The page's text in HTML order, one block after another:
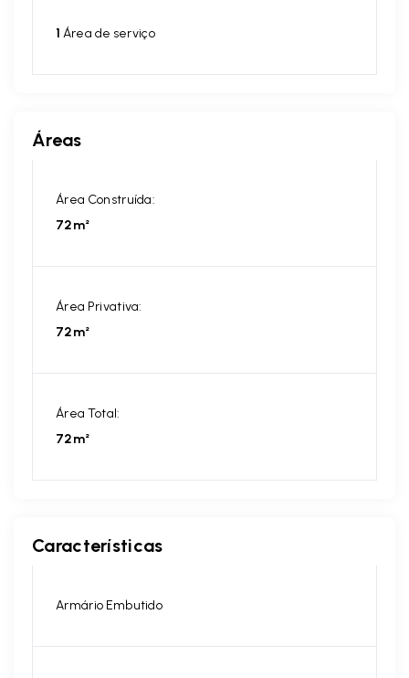
1 Área de serviço
Áreas
Área Construída:
72m²
Área Privativa:
72m²
Área Total:
72m²
Características
Armário Embutido